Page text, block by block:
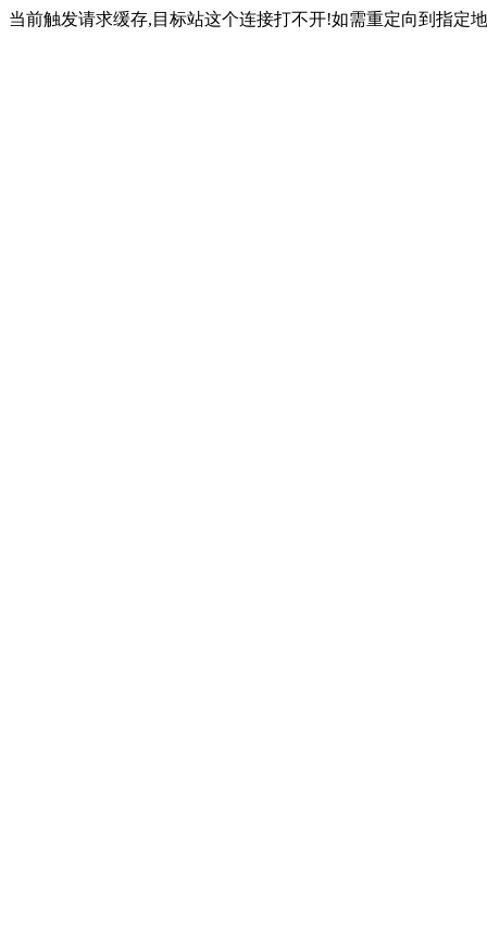
当前触发请求缓存,目标站这个连接打不开!如需重定向到指定